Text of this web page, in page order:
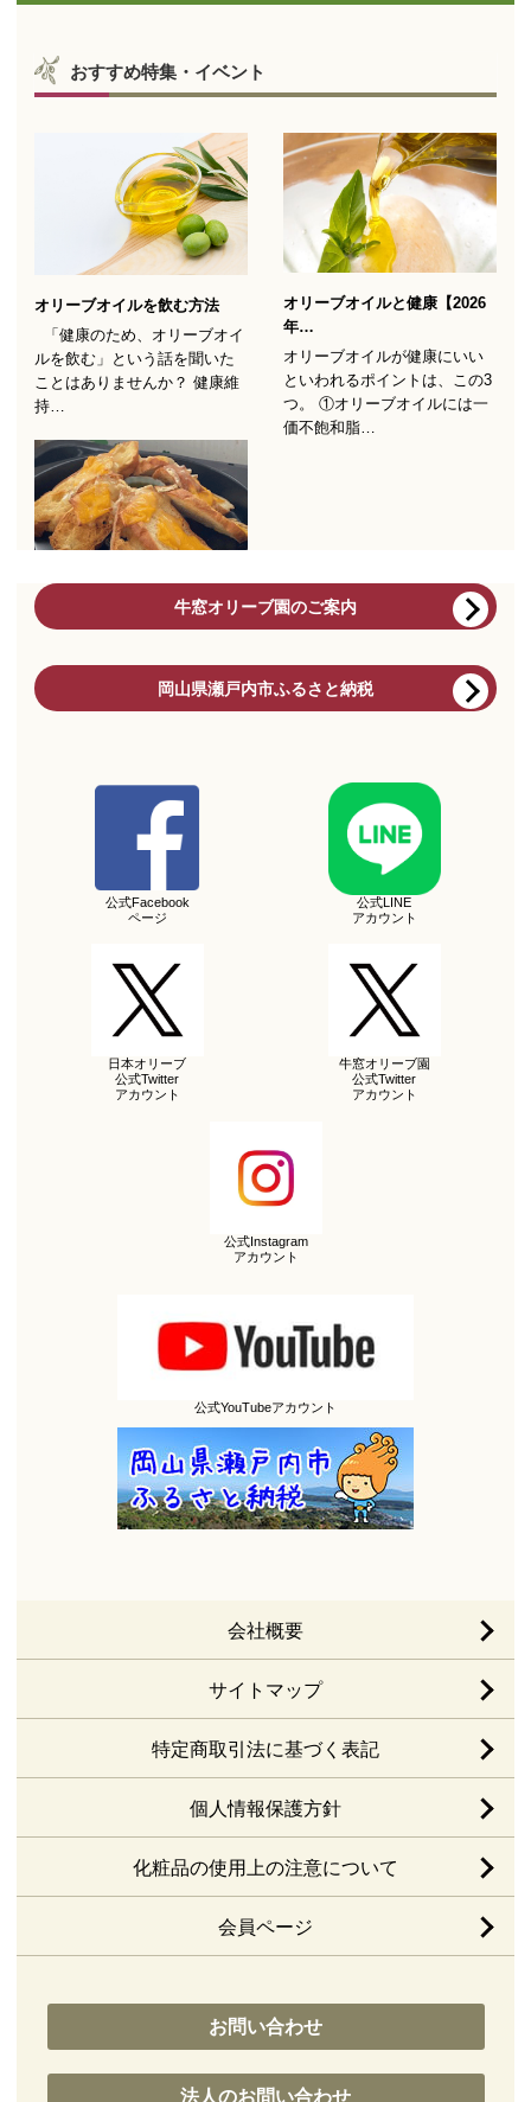
牛窓オリーブ園のご案内
岡山県瀬戸内市ふるさと納税
公式Facebook
ページ
公式LINE
アカウント
日本オリーブ
公式Twitter
アカウント
牛窓オリーブ園
公式Twitter
アカウント
公式Instagram
アカウント
公式YouTubeアカウント
会社概要
サイトマップ
特定商取引法に基づく表記
個人情報保護方針
化粧品の使用上の注意について
会員ページ
お問い合わせ
法人のお問い合わせ